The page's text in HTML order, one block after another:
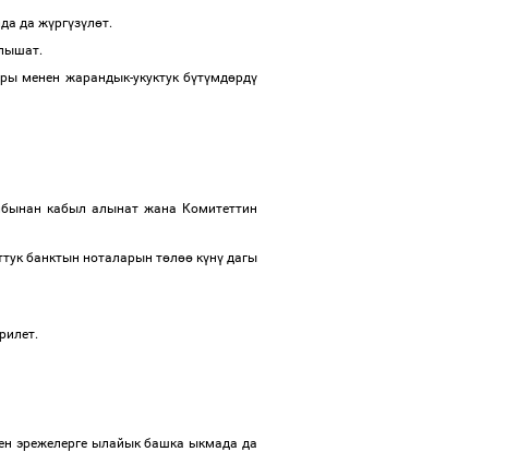
да жүргүзүлөт.
менен жарандык-укуктук бүтүмдөрдү
кабыл алынат жана Комитеттин
банктын ноталарын төлөө күнү дагы
эрежелерге ылайык башка ыкмада да